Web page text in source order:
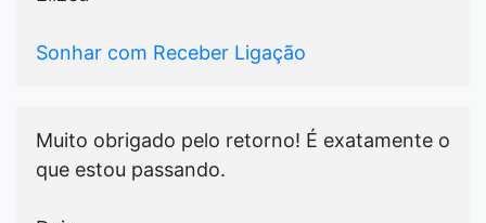
Sonhar com Receber Ligação
Muito obrigado pelo retorno! É exatamente o
que estou passando.